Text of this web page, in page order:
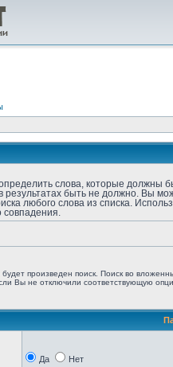
определить слова, которые должны
результатах быть не должно. Вы
любого слова из списка.
совпадения.
произведен поиск. Поиск во
Вы не отключили соответствующую
Да Нет